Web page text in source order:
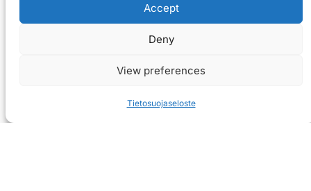
Accept
Deny
View preferences
Tietosuojaseloste